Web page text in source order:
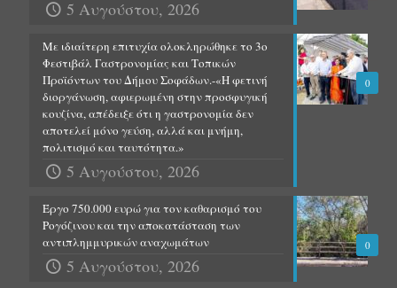
5 Αυγούστου, 2026
0
Με ιδιαίτερη επιτυχία ολοκληρώθηκε το 3ο
Φεστιβάλ Γαστρονομίας και Τοπικών
Προϊόντων του Δήμου Σοφάδων.-«Η φετινή
διοργάνωση, αφιερωμένη στην προσφυγική
κουζίνα, απέδειξε ότι η γαστρονομία δεν
αποτελεί μόνο γεύση, αλλά και μνήμη,
πολιτισμό και ταυτότητα.»
5 Αυγούστου, 2026
0
Έργο 750.000 ευρώ για τον καθαρισμό του
Ρογόζινου και την αποκατάσταση των
αντιπλημμυρικών αναχωμάτων
5 Αυγούστου, 2026